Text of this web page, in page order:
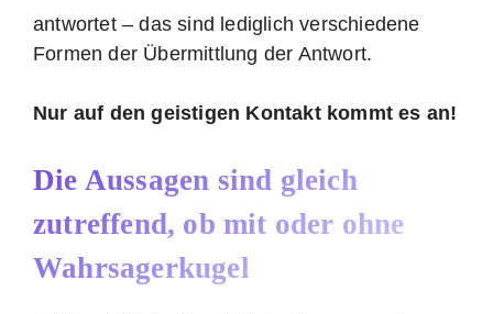
antwortet – das sind lediglich verschiedene
Formen der Übermittlung der Antwort.
Nur auf den geistigen Kontakt kommt es an!
Die Aussagen sind gleich
zutreffend, ob mit oder ohne
Wahrsagerkugel